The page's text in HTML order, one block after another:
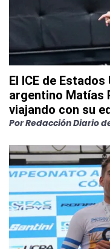
El ICE de
argentino Matías
viajando con su
PorRedacción Diario